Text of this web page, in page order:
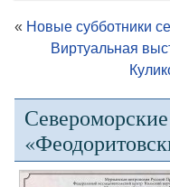
« Новые субботники
Виртуальная